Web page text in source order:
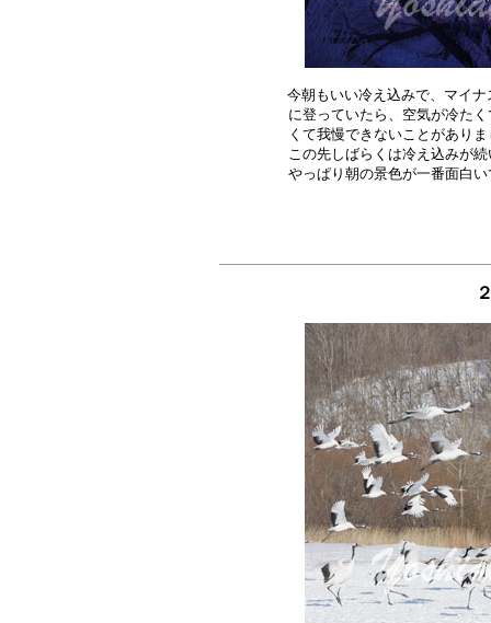
今朝もいい冷え込みで、マイ
に登っていたら、空気が冷た
くて我慢できないことがあり
この先しばらくは冷え込みが